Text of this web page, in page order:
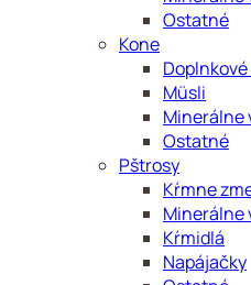
Ostatné
Kone
Müsli
Minerálne
Ostatné
Pštrosy
Kŕmne
Minerálne
Kŕmidlá
Napájačky